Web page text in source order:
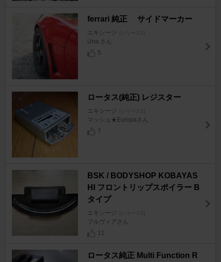
ferrari 純正 サイドマーカー
エキシージ [シリーズ2]
Una.さん
5
ロータス(純正) レジスター
エキシージ [シリーズ2]
マッシュ★Europaさん
7
BSK / BODYSHOP KOBAYAS
HI フロントリップスポイラー B
タイプ
エキシージ [シリーズ2]
フルヴィアさん
11
ロータス純正 Multi Function R